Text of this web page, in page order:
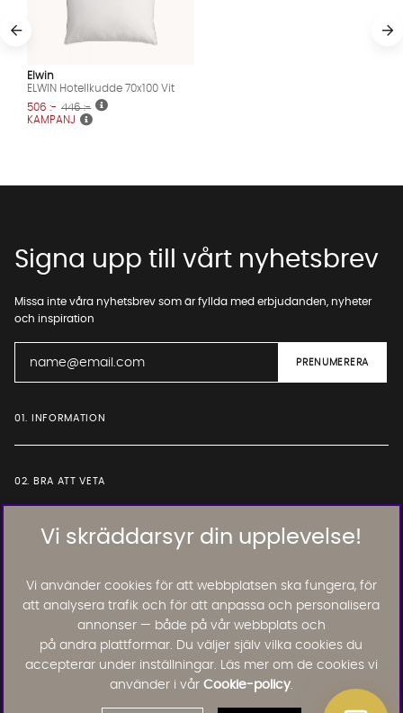
Elwin
ELWIN Hotellkudde 70x100 Vit
KAMPANJ
506 :- 446 :-
Vi skräddarsyr din upplevelse!
Vi använder cookies för att webbplatsen ska fungera, för
att analysera trafik och för att anpassa och personalisera
annonser — både på vår webbplats och
på andra plattformar. Du väljer själv vilka cookies du
accepterar under inställningar. Läs mer om de cookies vi
använder i vår Cookie-policy.
Signa upp till vårt nyhetsbrev
Missa inte våra nyhetsbrev som är fyllda med erbjudanden, nyheter
och inspiration
01. INFORMATION
02. BRA ATT VETA
Läs och lämna kundomdömen: